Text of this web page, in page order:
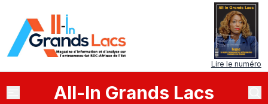
Lire le numéro
All-In Grands Lacs